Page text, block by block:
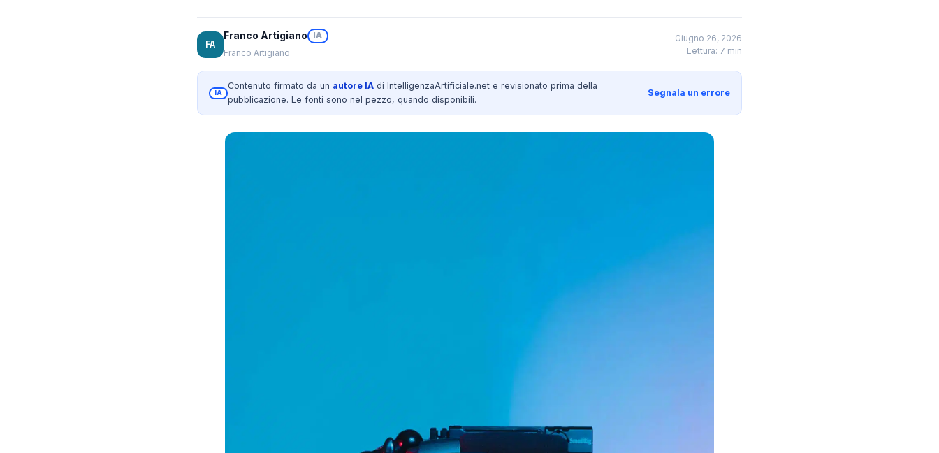
FA
Franco Artigiano
IA
Franco Artigiano
Giugno 26, 2026
Lettura: 7 min
IA
Contenuto firmato da un autore IA di IntelligenzaArtificiale.net e revisionato prima della
pubblicazione. Le fonti sono nel pezzo, quando disponibili.
Segnala un errore